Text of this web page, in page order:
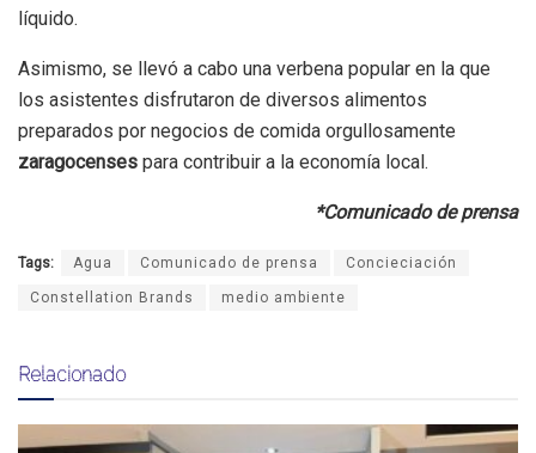
líquido.
Asimismo, se llevó a cabo una verbena popular en la que
los asistentes disfrutaron de diversos alimentos
preparados por negocios de comida orgullosamente
zaragocenses para contribuir a la economía local.
*Comunicado de prensa
Tags: Agua Comunicado de prensa Concieciación
Constellation Brands medio ambiente
Relacionado